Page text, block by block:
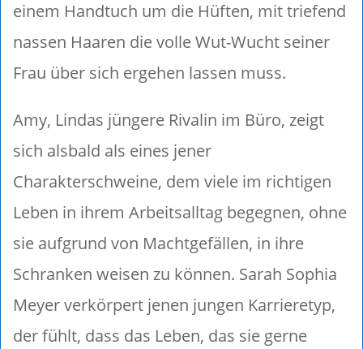
einem Handtuch um die Hüften, mit triefend
nassen Haaren die volle Wut-Wucht seiner
Frau über sich ergehen lassen muss.
Amy, Lindas jüngere Rivalin im Büro, zeigt
sich alsbald als eines jener
Charakterschweine, dem viele im richtigen
Leben in ihrem Arbeitsalltag begegnen, ohne
sie aufgrund von Machtgefällen, in ihre
Schranken weisen zu können. Sarah Sophia
Meyer verkörpert jenen jungen Karrieretyp,
der fühlt, dass das Leben, das sie gerne